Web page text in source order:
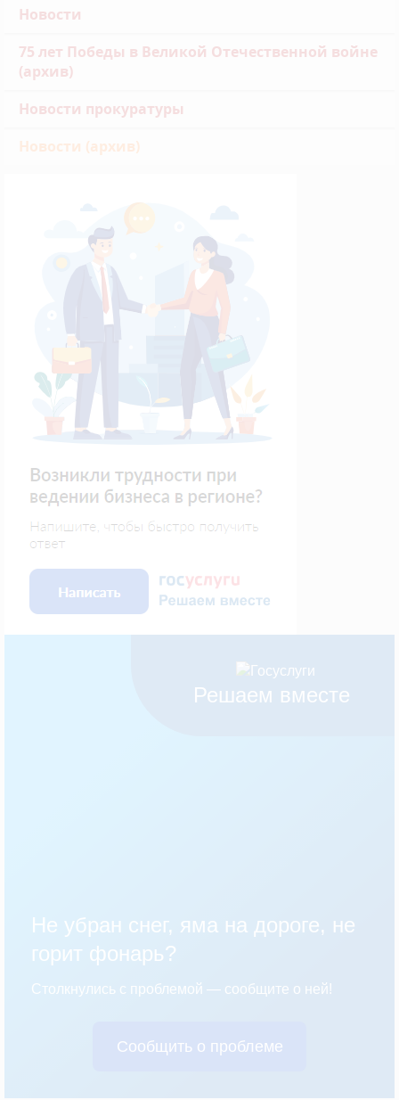
Новости
75 лет Победы в Великой Отечественной войне
(архив)
Новости прокуратуры
Новости (архив)
Решаем вместе
Не убран снег, яма на дороге, не
горит фонарь?
Столкнулись с проблемой — сообщите о ней!
Сообщить о проблеме